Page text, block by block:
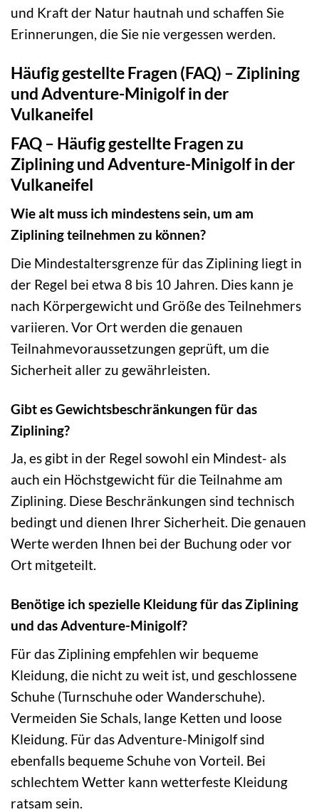
und Kraft der Natur hautnah und schaffen Sie
Erinnerungen, die Sie nie vergessen werden.
Häufig gestellte Fragen (FAQ) – Ziplining
und Adventure-Minigolf in der
Vulkaneifel
FAQ – Häufig gestellte Fragen zu
Ziplining und Adventure-Minigolf in der
Vulkaneifel
Wie alt muss ich mindestens sein, um am
Ziplining teilnehmen zu können?
Die Mindestaltersgrenze für das Ziplining liegt in
der Regel bei etwa 8 bis 10 Jahren. Dies kann je
nach Körpergewicht und Größe des Teilnehmers
variieren. Vor Ort werden die genauen
Teilnahmevoraussetzungen geprüft, um die
Sicherheit aller zu gewährleisten.
Gibt es Gewichtsbeschränkungen für das
Ziplining?
Ja, es gibt in der Regel sowohl ein Mindest- als
auch ein Höchstgewicht für die Teilnahme am
Ziplining. Diese Beschränkungen sind technisch
bedingt und dienen Ihrer Sicherheit. Die genauen
Werte werden Ihnen bei der Buchung oder vor
Ort mitgeteilt.
Benötige ich spezielle Kleidung für das Ziplining
und das Adventure-Minigolf?
Für das Ziplining empfehlen wir bequeme
Kleidung, die nicht zu weit ist, und geschlossene
Schuhe (Turnschuhe oder Wanderschuhe).
Vermeiden Sie Schals, lange Ketten und loose
Kleidung. Für das Adventure-Minigolf sind
ebenfalls bequeme Schuhe von Vorteil. Bei
schlechtem Wetter kann wetterfeste Kleidung
ratsam sein.